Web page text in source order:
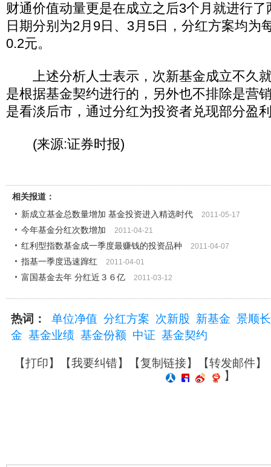
财通价值动量更是在成立之后3个月就进行
日期分别为2月9日、3月5日，分红方案均为
0.2元。
上述分析人士表示，次新基金成立不久
是根据基金契约进行的，另外也不排除是营
是看淡后市，通过分红为投资者兑现部分盈
(来源:证券时报)
相关报道：
新成立基金总数量增加 基金投资进入精选时代
2011-05-17
今年基金分红次数增加 2011-04-21
红利型指数基金成一季度最赚钱的投资品种 2011-04-07
指基一季度迅速蹿红 2011-04-01
富国基金去年 分红近３６亿 2011-03-12
热词： 单位净值 分红方案 次新股 新基金 景顺
金 基金业绩 基金份额 中证 基金契约
【打印】【我要纠错】【复制链接】【转发邮件】
】